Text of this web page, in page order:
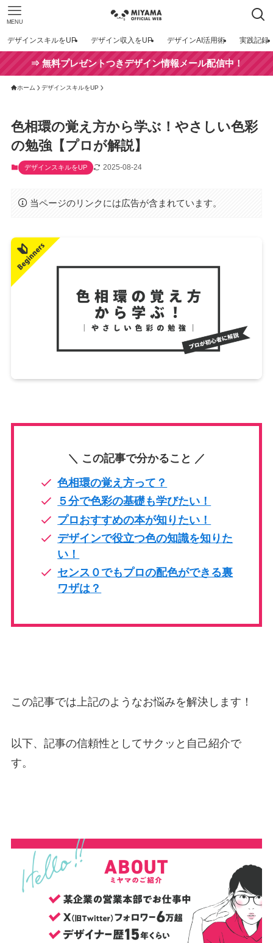
MENU
デザインスキルをUP デザイン収入をUP デザインAI活用術 実践記録
⇒ 無料プレゼントつきデザイン情報メール配信中！
ホーム デザインスキルをUP
色相環の覚え方から学ぶ！やさしい色彩
の勉強【プロが解説】
デザインスキルをUP 2025-08-24
当ページのリンクには広告が含まれています。
＼ この記事で分かること ／
色相環の覚え方って？
５分で色彩の基礎も学びたい！
プロおすすめの本が知りたい！
デザインで役立つ色の知識を知りた
い！
センス０でもプロの配色ができる裏
ワザは？
この記事では上記のようなお悩みを解決します！
以下、記事の信頼性としてサクッと自己紹介で
す。